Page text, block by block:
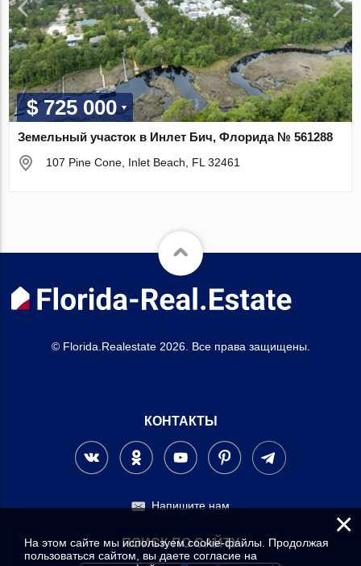
$ 725 000
Земельный участок в Инлет Бич, Флорида № 561288
107 Pine Cone, Inlet Beach, FL 32461
© Florida.Realestate 2026. Все права защищены.
КОНТАКТЫ
Напишите нам
ПОИСК ПО САЙТУ
×
На этом сайте мы используем cookie-файлы. Продолжая
пользоваться сайтом, вы даете согласие на